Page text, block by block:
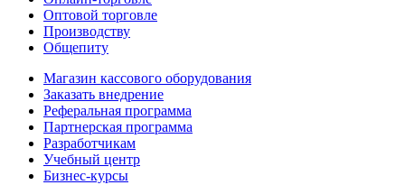
Оптовой торговле
Производству
Общепиту
Магазин кассового оборудования
Заказать внедрение
Реферальная программа
Партнерская программа
Разработчикам
Учебный центр
Бизнес‑курсы